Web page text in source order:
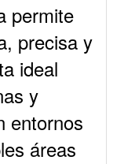
permite
precisa y
ideal
y
entornos
áreas